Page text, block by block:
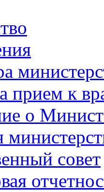
прием к
о
совет